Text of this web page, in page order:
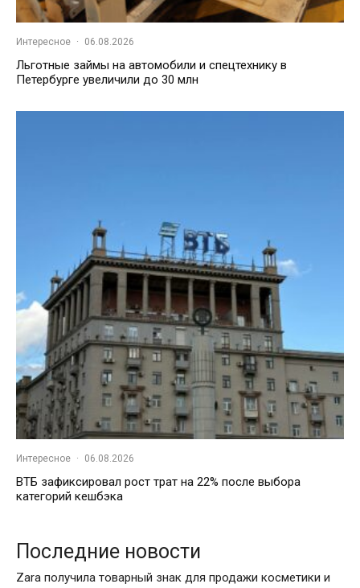
Интересное · 06.08.2026
Льготные займы на автомобили и спецтехнику в
Петербурге увеличили до 30 млн
Интересное · 06.08.2026
ВТБ зафиксировал рост трат на 22% после выбора
категорий кешбэка
Последние новости
Zara получила товарный знак для продажи косметики и